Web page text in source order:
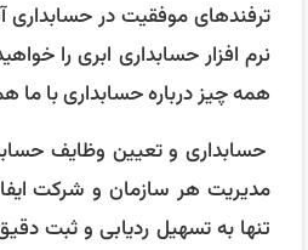
ترفندهای موفقیت در حسابداری
نرم افزار حسابداری ابری را
همه چیز درباره حسابداری با ما
حسابداری و تعیین وظایف
مدیریت هر سازمان و شرکت
تنها به تسهیل ردیابی و ثبت